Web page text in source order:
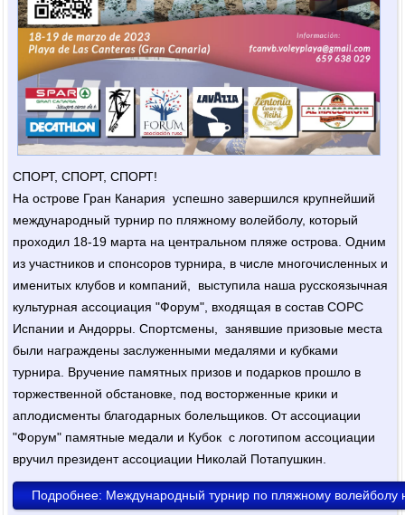
СПОРТ, СПОРТ, СПОРТ!
На острове Гран Канария успешно завершился крупнейший
международный турнир по пляжному волейболу, который
проходил 18-19 марта на центральном пляже острова. Одним
из участников и спонсоров турнира, в числе многочисленных и
именитых клубов и компаний, выступила наша русскоязычная
культурная ассоциация "Форум", входящая в состав СОРС
Испании и Андорры. Спортсмены, занявшие призовые места
были награждены заслуженными медалями и кубками
турнира. Вручение памятных призов и подарков прошло в
торжественной обстановке, под восторженные крики и
аплодисменты благодарных болельщиков. От ассоциации
"Форум" памятные медали и Кубок с логотипом ассоциации
вручил президент ассоциации Николай Потапушкин.
Подробнее: Международный турнир по пляжному волейболу